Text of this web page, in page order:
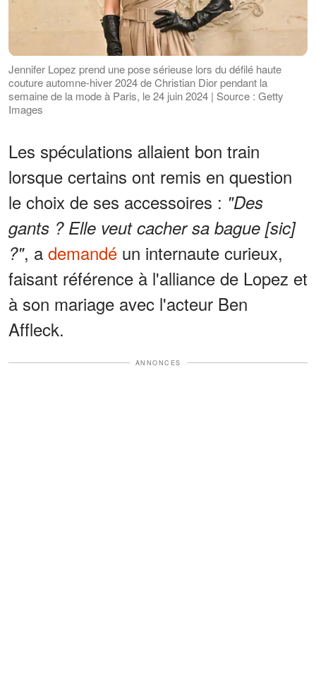
Jennifer Lopez prend une pose sérieuse lors du défilé haute
couture automne-hiver 2024 de Christian Dior pendant la
semaine de la mode à Paris, le 24 juin 2024 | Source : Getty
Images
Les spéculations allaient bon train
lorsque certains ont remis en question
le choix de ses accessoires : "Des
gants ? Elle veut cacher sa bague [sic]
?", a demandé un internaute curieux,
faisant référence à l'alliance de Lopez et
à son mariage avec l'acteur Ben
Affleck.
ANNONCES